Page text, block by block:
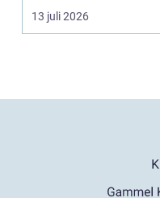
mjukt, elastiskt och
formb...
13 juli 2026